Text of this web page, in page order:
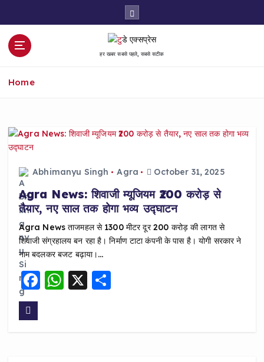
हर खबर सबसे पहले, सबसे सटीक
Home
Abhimanyu Singh Agra October 31, 2025
Agra News: शिवाजी म्यूजियम ₹200 करोड़ से
तैयार, नए साल तक होगा भव्य उद्घाटन
Agra News ताजमहल से 1300 मीटर दूर ₹200 करोड़ की लागत से
शिवाजी संग्रहालय बन रहा है। निर्माण टाटा कंपनी के पास है। योगी सरकार ने
नाम बदलकर बजट बढ़ाया।…
F WX S